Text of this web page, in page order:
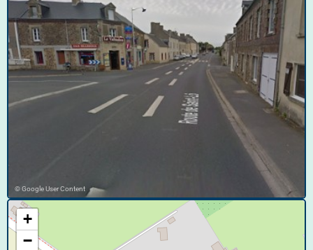
© Google User Content
+
−